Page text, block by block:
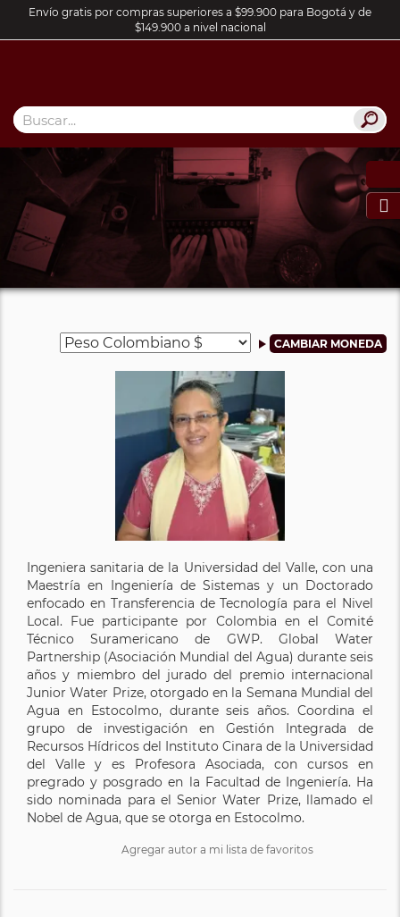
Envío gratis por compras superiores a $99.900 para Bogotá y de
$149.900 a nivel nacional

Ingeniera sanitaria de la Universidad del Valle, con una
Maestría en Ingeniería de Sistemas y un Doctorado
enfocado en Transferencia de Tecnología para el Nivel
Local. Fue participante por Colombia en el Comité
Técnico Suramericano de GWP. Global Water
Partnership (Asociación Mundial del Agua) durante seis
años y miembro del jurado del premio internacional
Junior Water Prize, otorgado en la Semana Mundial del
Agua en Estocolmo, durante seis años. Coordina el
grupo de investigación en Gestión Integrada de
Recursos Hídricos del Instituto Cinara de la Universidad
del Valle y es Profesora Asociada, con cursos en
pregrado y posgrado en la Facultad de Ingeniería. Ha
sido nominada para el Senior Water Prize, llamado el
Nobel de Agua, que se otorga en Estocolmo.
Agregar autor a mi lista de favoritos